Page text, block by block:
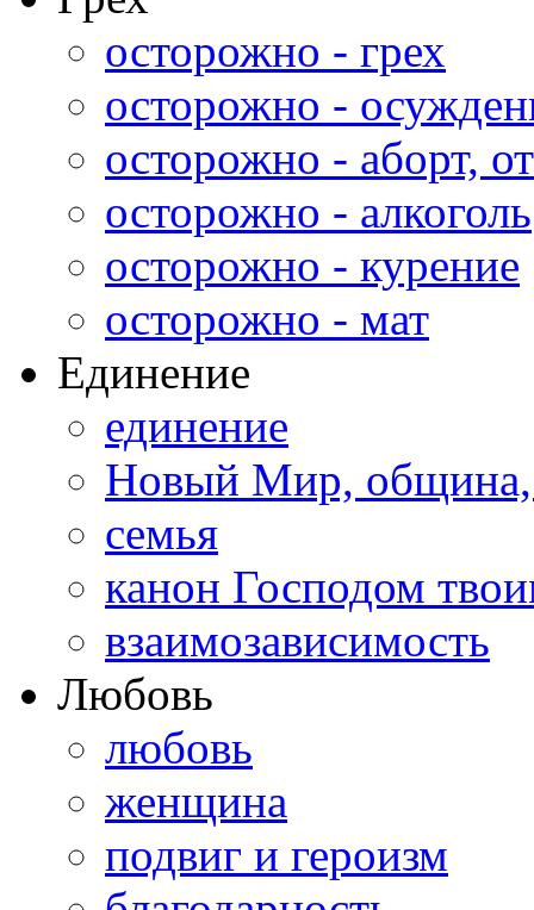
осторожно - грех
осторожно -
осторожно - аборт,
осторожно - алкоголь
осторожно - курение
осторожно - мат
Единение
единение
Новый Мир,
семья
канон Господом
взаимозависимость
Любовь
любовь
женщина
подвиг и героизм